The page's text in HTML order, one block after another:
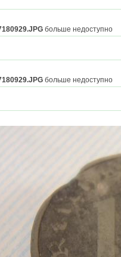
больше недоступно
больше недоступно